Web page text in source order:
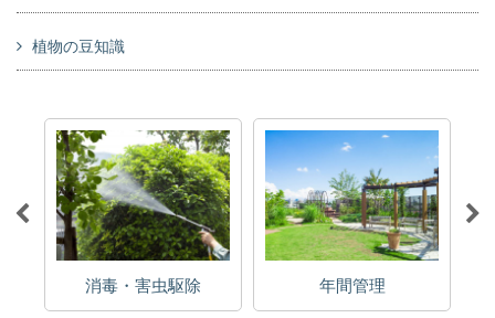
植物の豆知識
消毒・害虫駆除 年間管理